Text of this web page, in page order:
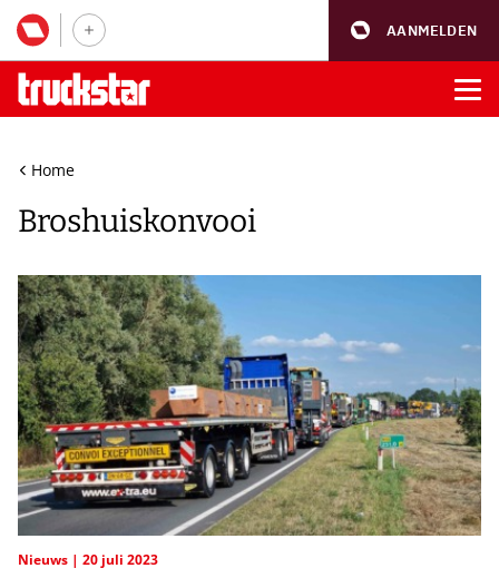
AANMELDEN
Home
Broshuiskonvooi
Nieuws 20 juli 2023